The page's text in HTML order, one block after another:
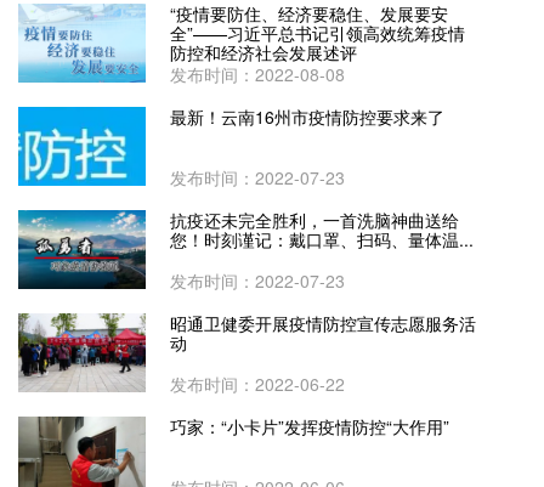
“疫情要防住、经济要稳住、发展要安
全”——习近平总书记引领高效统筹疫情
防控和经济社会发展述评
发布时间：2022-08-08
最新！云南16州市疫情防控要求来了
发布时间：2022-07-23
抗疫还未完全胜利，一首洗脑神曲送给
您！时刻谨记：戴口罩、扫码、量体温...
发布时间：2022-07-23
昭通卫健委开展疫情防控宣传志愿服务活
动
发布时间：2022-06-22
巧家：“小卡片”发挥疫情防控“大作用”